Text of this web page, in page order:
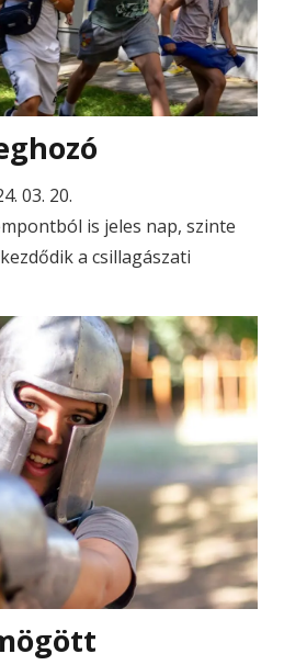
03. 20.
is jeles nap, szinte
a csillagászati